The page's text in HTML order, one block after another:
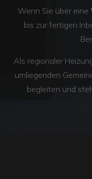
Wenn Sie über eine
bis zur fertigen
Als regionaler
umliegenden
begleiten und